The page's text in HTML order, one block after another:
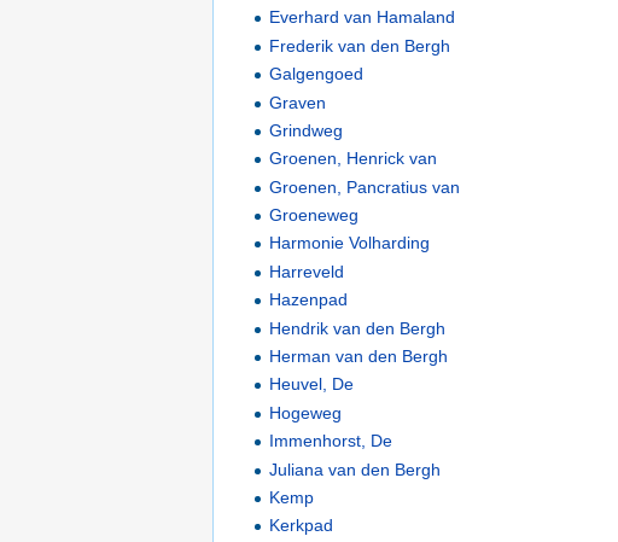
Everhard van Hamaland
Frederik van den Bergh
Galgengoed
Graven
Grindweg
Groenen, Henrick van
Groenen, Pancratius van
Groeneweg
Harmonie Volharding
Harreveld
Hazenpad
Hendrik van den Bergh
Herman van den Bergh
Heuvel, De
Hogeweg
Immenhorst, De
Juliana van den Bergh
Kemp
Kerkpad